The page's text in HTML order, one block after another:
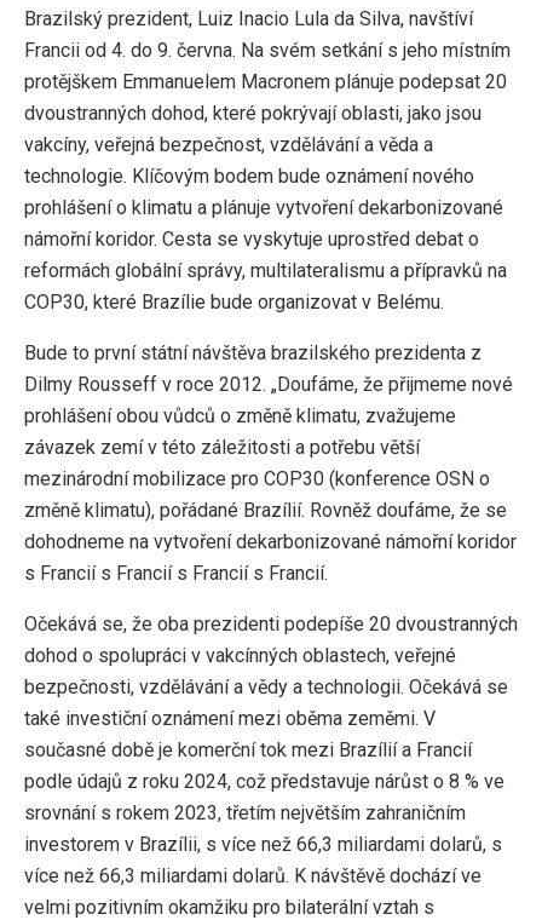
Brazilský prezident, Luiz Inacio Lula da Silva, navštíví
Francii od 4. do 9. června. Na svém setkání s jeho místním
protějškem Emmanuelem Macronem plánuje podepsat 20
dvoustranných dohod, které pokrývají oblasti, jako jsou
vakcíny, veřejná bezpečnost, vzdělávání a věda a
technologie. Klíčovým bodem bude oznámení nového
prohlášení o klimatu a plánuje vytvoření dekarbonizované
námořní koridor. Cesta se vyskytuje uprostřed debat o
reformách globální správy, multilateralismu a přípravků na
COP30, které Brazílie bude organizovat v Belému.
Bude to první státní návštěva brazilského prezidenta z
Dilmy Rousseff v roce 2012. „Doufáme, že přijmeme nové
prohlášení obou vůdců o změně klimatu, zvažujeme
závazek zemí v této záležitosti a potřebu větší
mezinárodní mobilizace pro COP30 (konference OSN o
změně klimatu), pořádané Brazílií. Rovněž doufáme, že se
dohodneme na vytvoření dekarbonizované námořní koridor
s Francií s Francií s Francií s Francií.
Očekává se, že oba prezidenti podepíše 20 dvoustranných
dohod o spolupráci v vakcínných oblastech, veřejné
bezpečnosti, vzdělávání a vědy a technologii. Očekává se
také investiční oznámení mezi oběma zeměmi. V
současné době je komerční tok mezi Brazílií a Francií
podle údajů z roku 2024, což představuje nárůst o 8 % ve
srovnání s rokem 2023, třetím největším zahraničním
investorem v Brazílii, s více než 66,3 miliardami dolarů, s
více než 66,3 miliardami dolarů. K návštěvě dochází ve
velmi pozitivním okamžiku pro bilaterální vztah s